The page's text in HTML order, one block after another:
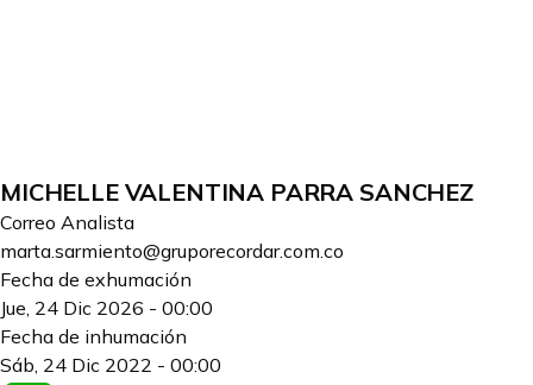
MICHELLE VALENTINA PARRA SANCHEZ
Correo Analista
marta.sarmiento@gruporecordar.com.co
Fecha de exhumación
Jue, 24 Dic 2026 - 00:00
Fecha de inhumación
Sáb, 24 Dic 2022 - 00:00